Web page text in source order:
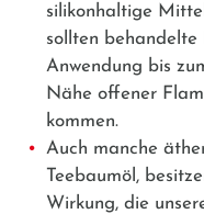
silikonhaltige
sollten
Anwendung bis
Nähe offener
kommen.
Auch manche
Teebaumöl,
Wirkung, die